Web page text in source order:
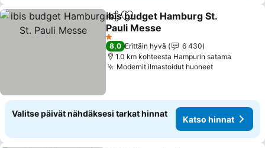
Jaa Lisää suosikkeihin
ibis budget Hamburg St.
Pauli Messe
1 Tähtiluokitus
8,0 Erittäin hyvä
6 430
1.0 km kohteesta Hampurin satama
Modernit ilmastoidut huoneet
Valitse päivät nähdäksesi tarkat hinnat
Katso hinnat